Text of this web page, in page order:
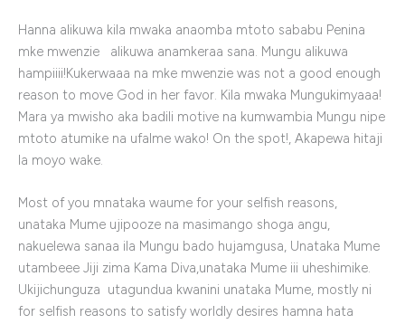
Hanna alikuwa kila mwaka anaomba mtoto sababu Penina
mke mwenzie alikuwa anamkeraa sana. Mungu alikuwa
hampiiii!Kukerwaaa na mke mwenzie was not a good enough
reason to move God in her favor. Kila mwaka Mungukimyaaa!
Mara ya mwisho aka badili motive na kumwambia Mungu nipe
mtoto atumike na ufalme wako! On the spot!, Akapewa hitaji
la moyo wake.
Most of you mnataka waume for your selfish reasons,
unataka Mume ujipooze na masimango shoga angu,
nakuelewa sanaa ila Mungu bado hujamgusa, Unataka Mume
utambeee Jiji zima Kama Diva,unataka Mume iii uheshimike.
Ukijichunguza utagundua kwanini unataka Mume, mostly ni
for selfish reasons to satisfy worldly desires hamna hata